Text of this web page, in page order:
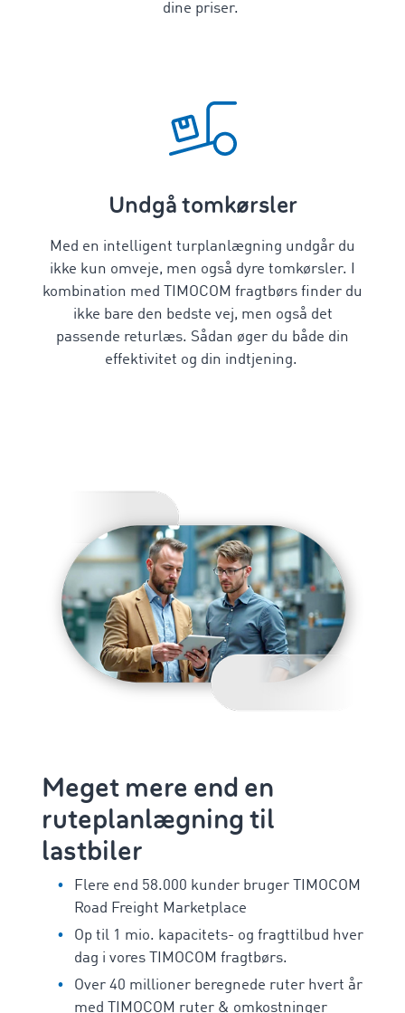
dine priser.
Undgå tomkørsler
Med en intelligent turplanlægning undgår du
ikke kun omveje, men også dyre tomkørsler. I
kombination med TIMOCOM fragtbørs finder du
ikke bare den bedste vej, men også det
passende returlæs. Sådan øger du både din
effektivitet og din indtjening.
Meget mere end en
ruteplanlægning til
lastbiler
Flere end 58.000 kunder bruger TIMOCOM
Road Freight Marketplace
Op til 1 mio. kapacitets- og fragttilbud hver
dag i vores TIMOCOM fragtbørs.
Over 40 millioner beregnede ruter hvert år
med TIMOCOM ruter & omkostninger